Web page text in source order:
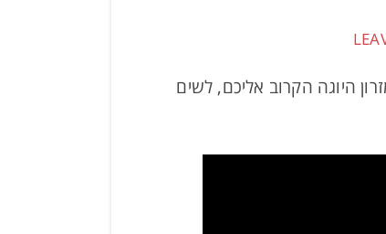
או מזרון היוגה הקרוב אליכם, לשים